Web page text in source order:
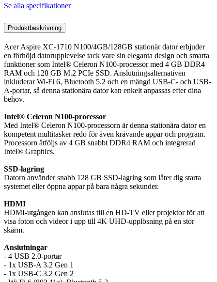
Se alla specifikationer
Produktbeskrivning
Acer Aspire XC-1710 N100/4GB/128GB stationär dator erbjuder
en förhöjd datorupplevelse tack vare sin eleganta design och smarta
funktioner som Intel® Celeron N100-processor med 4 GB DDR4
RAM och 128 GB M.2 PCIe SSD. Anslutningsalternativen
inkluderar Wi-Fi 6, Bluetooth 5.2 och en mängd USB-C- och USB-
A-portar, så denna stationära dator kan enkelt anpassas efter dina
behov.
Intel® Celeron N100-processor
Med Intel® Celeron N100-processorn är denna stationära dator en
kompetent multitasker redo för även krävande appar och program.
Processorn åtföljs av 4 GB snabbt DDR4 RAM och integrerad
Intel® Graphics.
SSD-lagring
Datorn använder snabb 128 GB SSD-lagring som låter dig starta
systemet eller öppna appar på bara några sekunder.
HDMI
HDMI-utgången kan anslutas till en HD-TV eller projektor för att
visa foton och videor i upp till 4K UHD-upplösning på en stor
skärm.
Anslutningar
- 4 USB 2.0-portar
- 1x USB-A 3.2 Gen 1
- 1x USB-C 3.2 Gen 2